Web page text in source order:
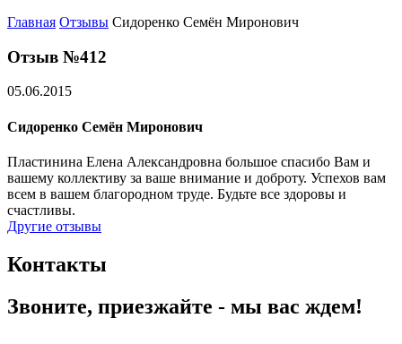
Главная Отзывы Сидоренко Семён Миронович
Отзыв №412
05.06.2015
Сидоренко Семён Миронович
Пластинина Елена Александровна большое спасибо Вам и
вашему коллективу за ваше внимание и доброту. Успехов вам
всем в вашем благородном труде. Будьте все здоровы и
счастливы.
Другие отзывы
Контакты
Звоните, приезжайте - мы вас ждем!